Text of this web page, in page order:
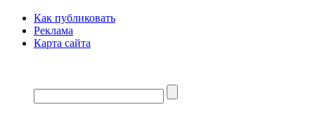
Как публиковать
Реклама
Карта сайта